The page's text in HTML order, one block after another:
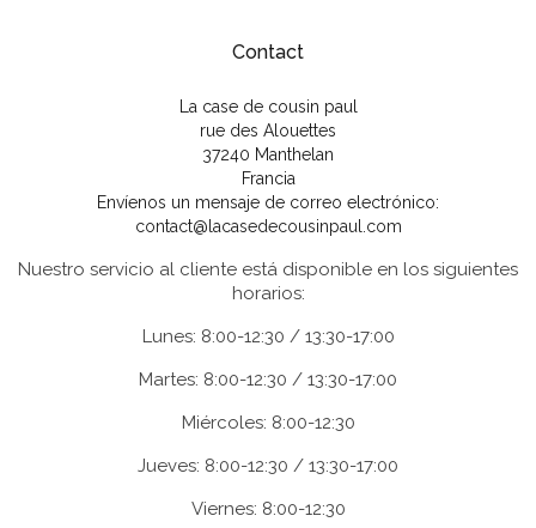
Contact
La case de cousin paul
rue des Alouettes
37240 Manthelan
Francia
Envíenos un mensaje de correo electrónico:
contact@lacasedecousinpaul.com
Nuestro servicio al cliente está disponible en los siguientes
horarios:
Lunes: 8:00-12:30 / 13:30-17:00
Martes: 8:00-12:30 / 13:30-17:00
Miércoles: 8:00-12:30
Jueves: 8:00-12:30 / 13:30-17:00
Viernes: 8:00-12:30